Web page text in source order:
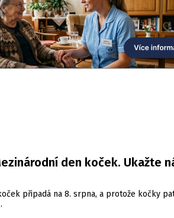
den koček. Ukažte
připadá na 8. srpna, a protože kočky